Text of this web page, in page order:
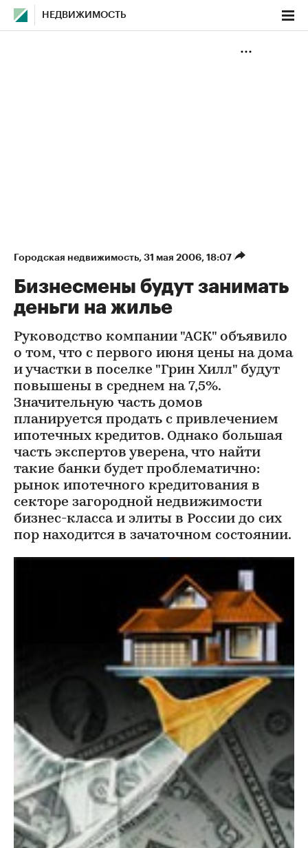
НЕДВИЖИМОСТЬ
Городская недвижимость⁠, 31 мая 2006, 18:07
Бизнесмены будут занимать
деньги на жилье
Руководство компании "АСК" объявило
о том, что с первого июня цены на дома
и участки в поселке "Грин Хилл" будут
повышены в среднем на 7,5%.
Значительную часть домов
планируется продать с привлечением
ипотечных кредитов. Однако большая
часть экспертов уверена, что найти
такие банки будет проблематично:
рынок ипотечного кредитования в
секторе загородной недвижимости
бизнес-класса и элиты в России до сих
пор находится в зачаточном состоянии.